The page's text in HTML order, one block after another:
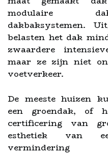
modulaire
dakbaksystemen.
belasten het dak
zwaardere
maar ze zijn niet
voetverkeer.
De meeste huizen
een groendak, of
certificering van
esthetiek van